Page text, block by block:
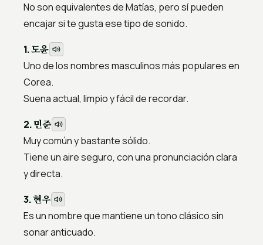
No son equivalentes de Matías, pero sí pueden
encajar si te gusta ese tipo de sonido.
1.도윤
Uno de los nombres masculinos más populares en
Corea.
Suena actual, limpio y fácil de recordar.
2.민준
Muy común y bastante sólido.
Tiene un aire seguro, con una pronunciación clara
y directa.
3.현우
Es un nombre que mantiene un tono clásico sin
sonar anticuado.